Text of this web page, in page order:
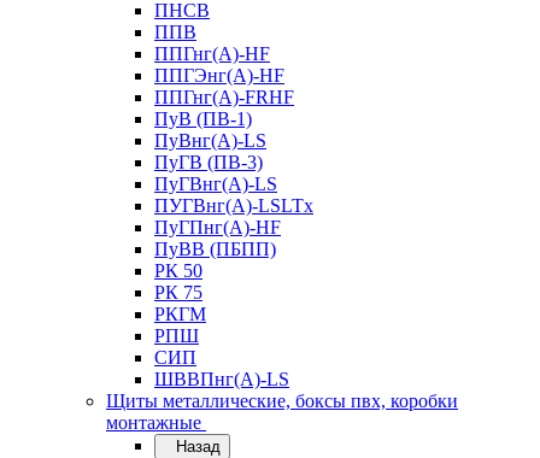
ПНСВ
ППВ
ППГнг(А)-HF
ППГЭнг(А)-HF
ППГнг(А)-FRHF
ПуВ (ПВ-1)
ПуВнг(А)-LS
ПуГВ (ПВ-3)
ПуГВнг(А)-LS
ПУГВнг(А)-LSLTx
ПуГПнг(А)-HF
ПуВВ (ПБПП)
РК 50
РК 75
РКГМ
РПШ
СИП
ШВВПнг(А)-LS
Щиты металлические, боксы пвх, коробки
монтажные
Назад